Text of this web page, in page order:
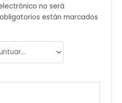
no será
están marcados